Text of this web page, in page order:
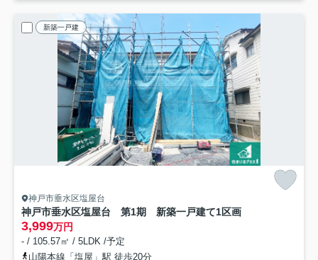
新築一戸建
神戸市垂水区塩屋台
神戸市垂水区塩屋台 第1期 新築一戸建て1区画
3,999万円
- / 105.57㎡ / 5LDK /予定
山陽本線「塩屋」駅 徒歩20分